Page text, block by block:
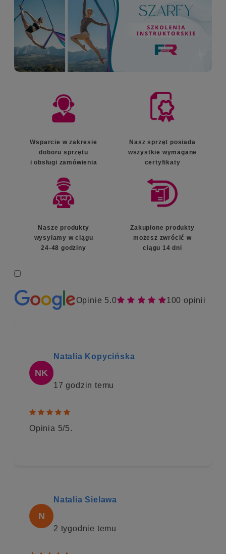
Wsparcie w zakresie
doboru sprzętu
i obsługi zamówienia
Nasz sprzęt posiada
wszystkie wymagane
certyfikaty
Nasze produkty
wysyłamy w ciągu
24-48 godziny
Zakupione produkty
możesz zwrócić w
ciągu 14 dni
Opinie 5.0    100 opinii
NK
Natalia Kopycińska
17 godzin temu
    
Opinia 5/5.
N
Natalia Sielawa
2 tygodnie temu